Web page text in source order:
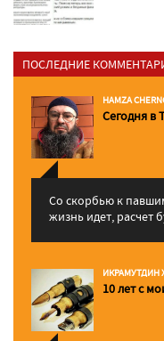
ПОСЛЕДНИЕ
HAMZA
Сегодня в
Со скорбью к
жизнь идет, расчет
ИКРАМУТДИН
10 лет с